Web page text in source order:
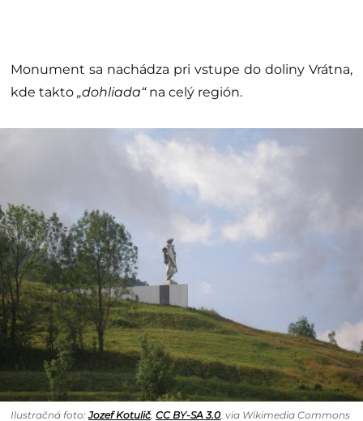
Monument sa nachádza pri vstupe do doliny Vrátna,
kde takto „dohliada“na celý región.
Ilustračná foto:Jozef Kotulič, CC BY-SA 3.0, via Wikimedia Commons